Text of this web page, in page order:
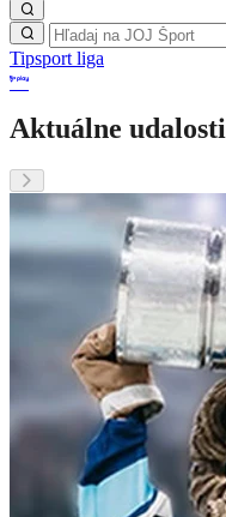
Tipsport liga
Aktuálne udalosti